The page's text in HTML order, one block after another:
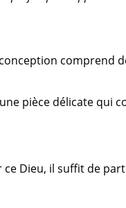
comprend
pièce délicate qui
Dieu, il suffit de